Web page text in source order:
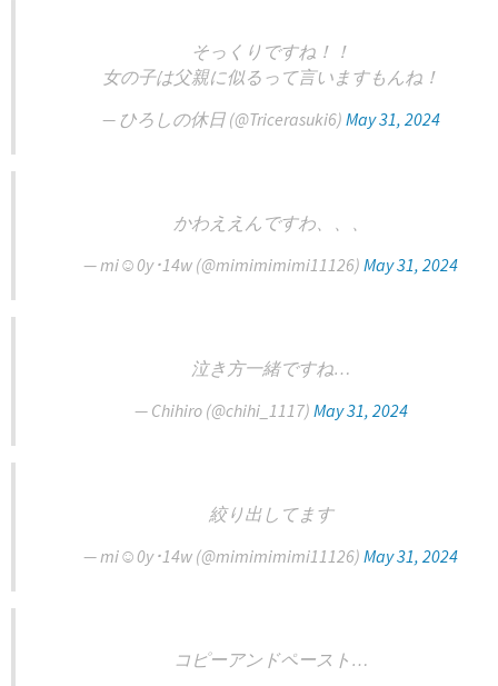
そっくりですね！！
女の子は父親に似るって言いますもんね！
— ひろしの休日 (@Tricerasuki6) May 31, 2024
かわええんですわ、、、
— mi☺︎0y･14w (@mimimimimi11126) May 31, 2024
泣き方一緒ですね…
— Chihiro (@chihi_1117) May 31, 2024
絞り出してます
— mi☺︎0y･14w (@mimimimimi11126) May 31, 2024
コピーアンドペースト…